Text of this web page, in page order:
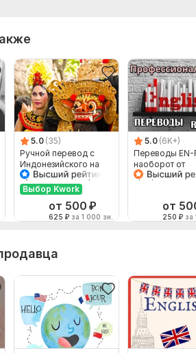
5.0 (35)
Ручной перевод с
Индонезийского на
Русский и наоборот
Выбор Kwork
от 500 ₽
625 ₽ за 1 000 зн.
5.0 (6K+)
Переводы EN-
наоборот от
от
250 ₽ за